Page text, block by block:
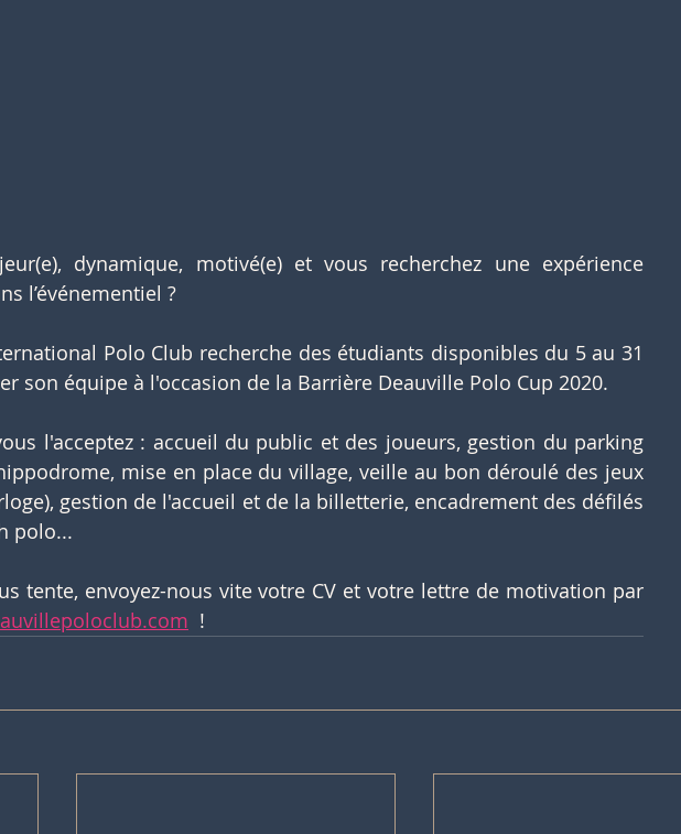
dynamique, motivé(e) et vous recherchez une expérience
l’événementiel ?
Polo Club recherche des étudiants disponibles du 5 au 31
son équipe à l'occasion de la Barrière Deauville Polo Cup 2020.
l'acceptez : accueil du public et des joueurs, gestion du parking
mise en place du village, veille au bon déroulé des jeux
gestion de l'accueil et de la billetterie, encadrement des défilés
polo...
tente, envoyez-nous vite votre CV et votre lettre de motivation par
  !